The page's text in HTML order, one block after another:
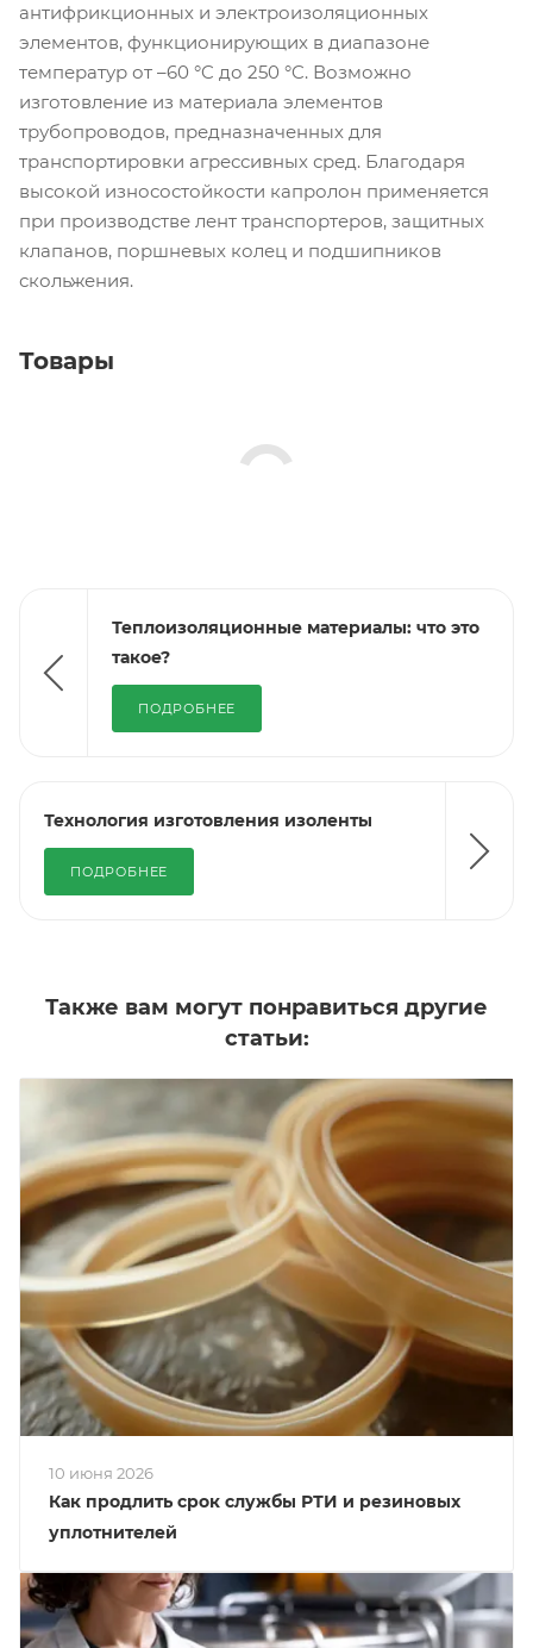
антифрикционных и электроизоляционных
элементов, функционирующих в диапазоне
температур от –60 °C до 250 °C. Возможно
изготовление из материала элементов
трубопроводов, предназначенных для
транспортировки агрессивных сред. Благодаря
высокой износостойкости капролон применяется
при производстве лент транспортеров, защитных
клапанов, поршневых колец и подшипников
скольжения.
Товары
Теплоизоляционные материалы: что это
такое?
ПОДРОБНЕЕ
Технология изготовления изоленты
ПОДРОБНЕЕ
Также вам могут понравиться другие
статьи:
10 июня 2026
Как продлить срок службы РТИ и резиновых
уплотнителей